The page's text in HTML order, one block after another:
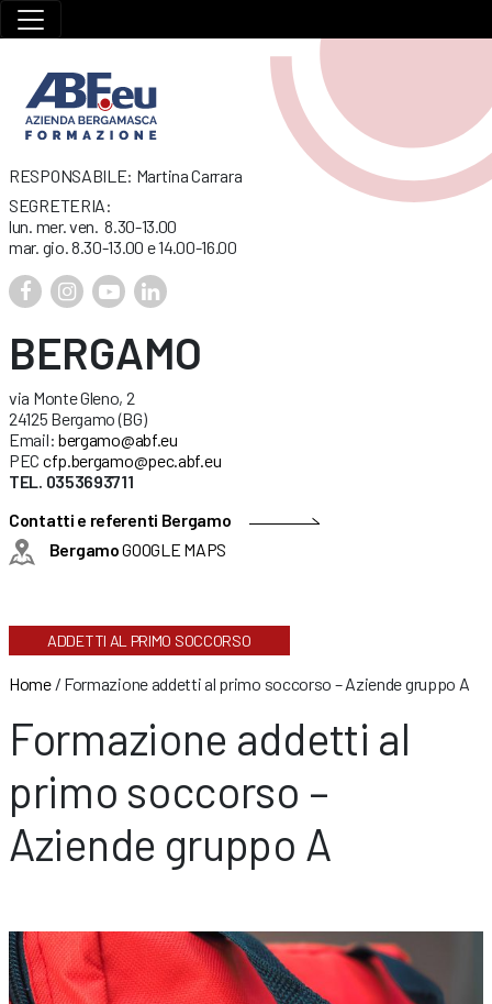
RESPONSABILE: Martina Carrara
SEGRETERIA:
lun. mer. ven. 8.30-13.00
mar. gio. 8.30-13.00 e 14.00-16.00
BERGAMO
via Monte Gleno, 2
24125 Bergamo (BG)
Email: bergamo@abf.eu
PEC cfp.bergamo@pec.abf.eu
TEL. 0353693711
Contatti e referenti Bergamo
BergamoGOOGLE MAPS
ADDETTI AL PRIMO SOCCORSO
Home/ Formazione addetti al primo soccorso – Aziende gruppo A
Formazione addetti al
primo soccorso –
Aziende gruppo A